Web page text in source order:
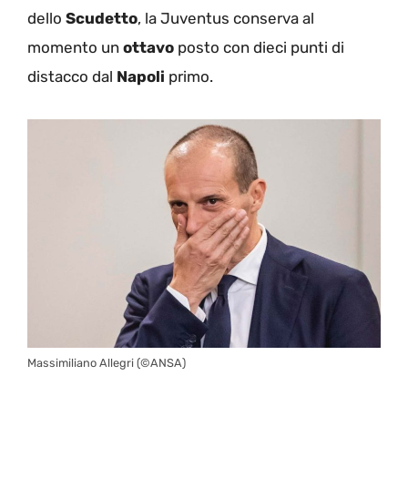
dello Scudetto, la Juventus conserva al
momento un ottavo posto con dieci punti di
distacco dal Napoli primo.
Massimiliano Allegri (©ANSA)